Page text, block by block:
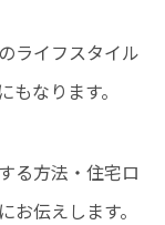
ライフスタイル
もなります。
る方法・住宅ロ
お伝えします。